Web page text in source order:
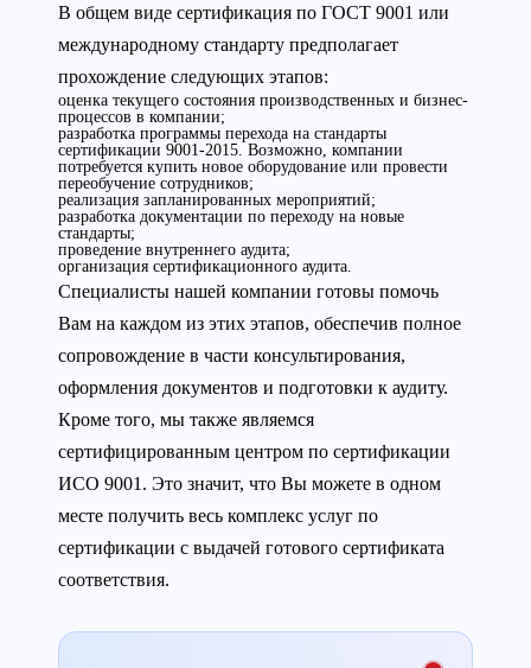
В общем виде сертификация по ГОСТ 9001 или
международному стандарту предполагает
прохождение следующих этапов:
оценка текущего состояния производственных и бизнес-
процессов в компании;
разработка программы перехода на стандарты
сертификации 9001-2015. Возможно, компании
потребуется купить новое оборудование или провести
переобучение сотрудников;
реализация запланированных мероприятий;
разработка документации по переходу на новые
стандарты;
проведение внутреннего аудита;
организация сертификационного аудита.
Специалисты нашей компании готовы помочь
Вам на каждом из этих этапов, обеспечив полное
сопровождение в части консультирования,
оформления документов и подготовки к аудиту.
Кроме того, мы также являемся
сертифицированным центром по сертификации
ИСО 9001. Это значит, что Вы можете в одном
месте получить весь комплекс услуг по
сертификации с выдачей готового сертификата
соответствия.